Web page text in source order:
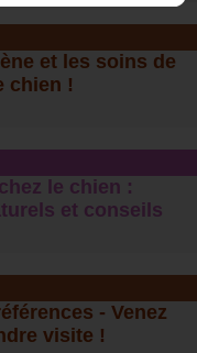
et les soins de
chien !
le chien :
et conseil s
- Venez
visite !